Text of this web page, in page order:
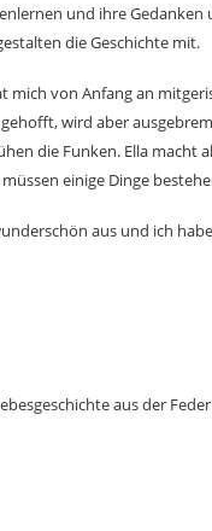
und ihre
die Geschichte mit.
mich von Anfang an
wird aber
die Funken. Ella macht
einige Dinge
aus und ich
aus der